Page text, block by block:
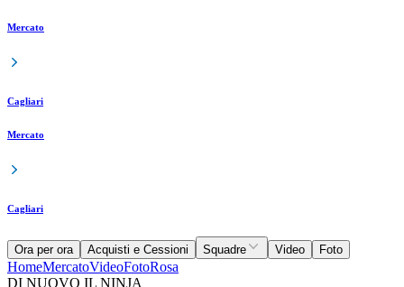
Mercato
Cagliari
Mercato
Cagliari
Ora per ora Acquisti e Cessioni Squadre Video Foto
HomeMercatoVideoFotoRosa
DI NUOVO IL NINJA